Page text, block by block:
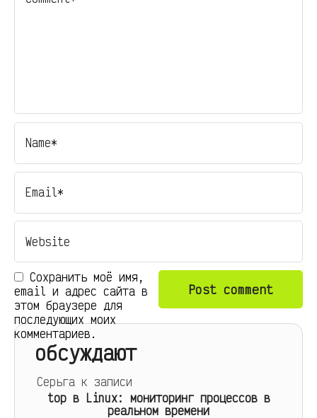
Сохранить моё имя,
email и адрес сайта в
этом браузере для
последующих моих
комментариев.
обсуждают
Серьгак записи
top в Linux: мониторинг процессов в
реальном времени